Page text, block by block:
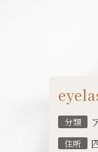
分類
住所